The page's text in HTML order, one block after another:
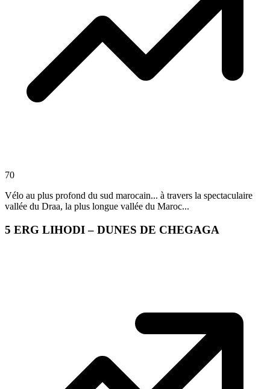
70
Vélo au plus profond du sud marocain... à travers la spectaculaire
vallée du Draa, la plus longue vallée du Maroc...
5 ERG LIHODI – DUNES DE CHEGAGA